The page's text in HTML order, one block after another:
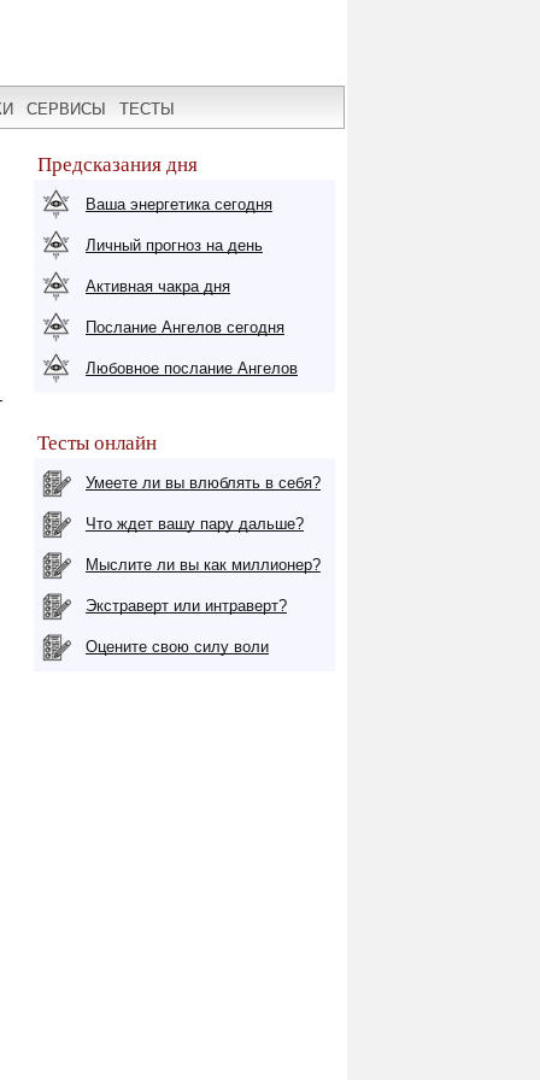
СЕРВИСЫ ТЕСТЫ
Предсказания дня
Ваша энергетика сегодня
Личный прогноз на день
Активная чакра дня
Послание Ангелов сегодня
Любовное послание Ангелов
Тесты онлайн
Умеете ли вы влюблять в себя?
Что ждет вашу пару дальше?
Мыслите ли вы как миллионер?
Экстраверт или интраверт?
Оцените свою силу воли